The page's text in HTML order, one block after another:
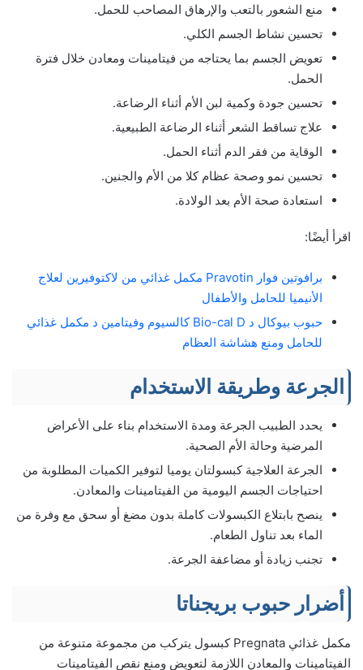
منع الشعور بالتعب والإرهاق المصاحب للحمل.
تحسين نشاط الجسم الكلي.
تعويض الجسم بما يحتاجه من فيتامينات ومعادن خلال فترة
الحمل.
تحسين جودة وكمية لبن الأم أثناء الرضاعة.
علاج تساقط الشعر أثناء الرضاعة الطبيعية.
الوقاية من فقر الدم أثناء الحمل.
تحسين نمو وصحة عظام كلا من الأم والجنين.
استعادة صحة الأم بعد الولادة.
اقرأ أيضًا:
برافوتين فوار Pravotin مكمل غذائي من لاكتوفيرين لعلاج
الأنيميا للحامل والأطفال
حبوب بيوكال د Bio-cal D كالسيوم وفيتامين د مكمل غذائي
للحامل ومنع هشاشة العظام
الجرعة وطريقة الاستخدام
يحدد الطبيب الجرعة ومدة الاستخدام بناء على الأعراض
المرضية وحالة الأم الصحية.
الجرعة العلاجية كبسولتان يوميا لتوفير الكميات المطلوبة من
احتياجات الجسم اليومية من الفيتامينات والمعادن.
ينصح بابتلاع الكبسولات كاملة بدون مضغ أو سحق مع وفرة من
الماء بعد تناول الطعام.
تجنب زيادة أو مضاعفة الجرعة.
أضرار حبوب بريجناتا
مكمل غذائي Pregnata كبسول يتركب من مجموعة متنوعة من
الفيتامينات والمعادن اللازمة لتعويض ومنع نقص الفيتامينات